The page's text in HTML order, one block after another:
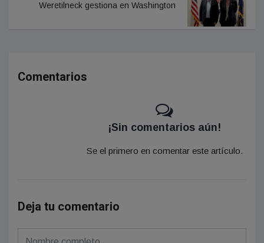
Weretilneck gestiona en Washington
Comentarios
¡Sin comentarios aún!
Se el primero en comentar este artículo.
Deja tu comentario